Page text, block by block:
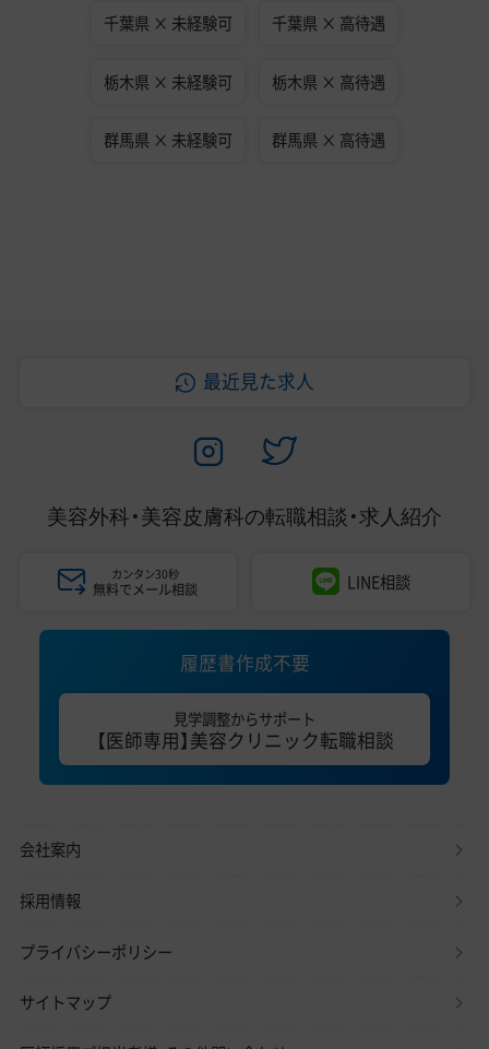
千葉県 × 未経験可 千葉県 × 高待遇
栃木県 × 未経験可 栃木県 × 高待遇
群馬県 × 未経験可 群馬県 × 高待遇
最近見た求人
美容外科・美容皮膚科の転職相談・求人紹介
カンタン30秒
無料でメール相談 LINE相談
履歴書作成不要
見学調整からサポート
【医師専用】美容クリニック転職相談
会社案内
採用情報
プライバシーポリシー
サイトマップ